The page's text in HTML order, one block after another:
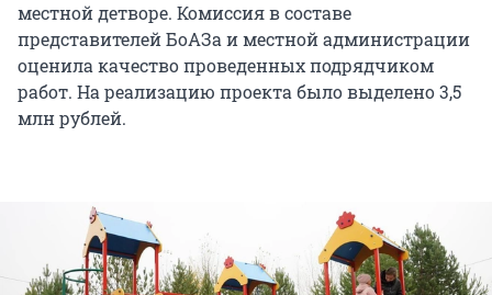
местной детворе. Комиссия в составе
представителей БоАЗа и местной администрации
оценила качество проведенных подрядчиком
работ. На реализацию проекта было выделено 3,5
млн рублей.